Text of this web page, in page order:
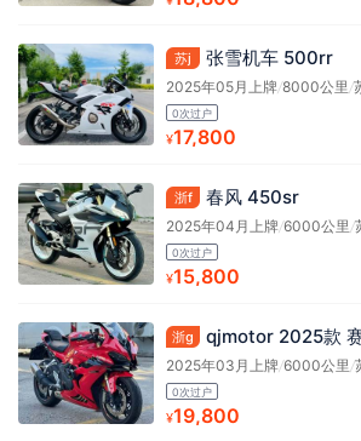
苏j 张雪机车 500rr
2025年05月上牌/8000公里 /
0次过户
¥17,800
浙f 春风 450sr
2025年04月上牌/6000公里 /
0次过户
¥15,800
浙g qjmotor 2025款
2025年03月上牌/6000公里 /
0次过户
¥19,800